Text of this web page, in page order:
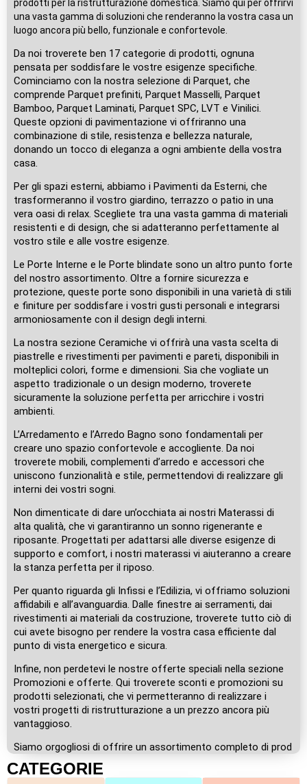
prodotti per la ristrutturazione domestica. Siamo qui per offrirvi
una vasta gamma di soluzioni che renderanno la vostra casa un
luogo ancora più bello, funzionale e confortevole.
Da noi troverete ben 17 categorie di prodotti, ognuna
pensata per soddisfare le vostre esigenze specifiche.
Cominciamo con la nostra selezione di Parquet, che
comprende Parquet prefiniti, Parquet Masselli, Parquet
Bamboo, Parquet Laminati, Parquet SPC, LVT e Vinilici.
Queste opzioni di pavimentazione vi offriranno una
combinazione di stile, resistenza e bellezza naturale,
donando un tocco di eleganza a ogni ambiente della vostra
casa.
Per gli spazi esterni, abbiamo i Pavimenti da Esterni, che
trasformeranno il vostro giardino, terrazzo o patio in una
vera oasi di relax. Scegliete tra una vasta gamma di materiali
resistenti e di design, che si adatteranno perfettamente al
vostro stile e alle vostre esigenze.
Le Porte Interne e le Porte blindate sono un altro punto forte
del nostro assortimento. Oltre a fornire sicurezza e
protezione, queste porte sono disponibili in una varietà di stili
e finiture per soddisfare i vostri gusti personali e integrarsi
armoniosamente con il design degli interni.
La nostra sezione Ceramiche vi offrirà una vasta scelta di
piastrelle e rivestimenti per pavimenti e pareti, disponibili in
molteplici colori, forme e dimensioni. Sia che vogliate un
aspetto tradizionale o un design moderno, troverete
sicuramente la soluzione perfetta per arricchire i vostri
ambienti.
L’Arredamento e l’Arredo Bagno sono fondamentali per
creare uno spazio confortevole e accogliente. Da noi
troverete mobili, complementi d’arredo e accessori che
uniscono funzionalità e stile, permettendovi di realizzare gli
interni dei vostri sogni.
Non dimenticate di dare un’occhiata ai nostri Materassi di
alta qualità, che vi garantiranno un sonno rigenerante e
riposante. Progettati per adattarsi alle diverse esigenze di
supporto e comfort, i nostri materassi vi aiuteranno a creare
la stanza perfetta per il riposo.
Per quanto riguarda gli Infissi e l’Edilizia, vi offriamo soluzioni
affidabili e all’avanguardia. Dalle finestre ai serramenti, dai
rivestimenti ai materiali da costruzione, troverete tutto ciò di
cui avete bisogno per rendere la vostra casa efficiente dal
punto di vista energetico e sicura.
Infine, non perdetevi le nostre offerte speciali nella sezione
Promozioni e offerte. Qui troverete sconti e promozioni su
prodotti selezionati, che vi permetteranno di realizzare i
vostri progetti di ristrutturazione a un prezzo ancora più
vantaggioso.
Siamo orgogliosi di offrire un assortimento completo di prod
CATEGORIE